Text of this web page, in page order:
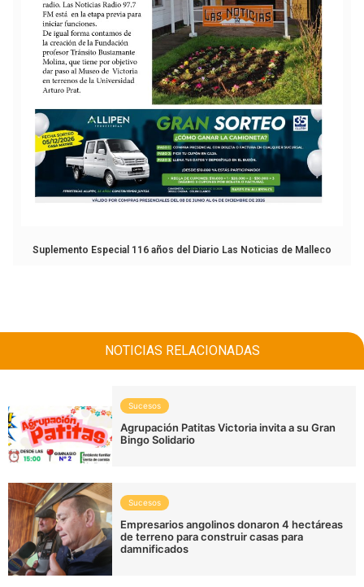
Suplemento Especial 116 años del Diario Las Noticias de Malleco
NOTICIAS RELACIONADAS
Sucesos
Agrupación Patitas Victoria invita a su Gran
Bingo Solidario
Sucesos
Empresarios angolinos donaron 4 hectáreas
de terreno para construir casas para
damnificados